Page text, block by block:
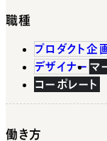
職種
プロダクト企
デザイナー マ
コーポレート
働き方